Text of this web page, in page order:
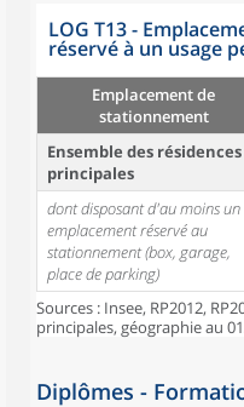
LOG T13 -
réservé à un usage
Emplacement de
stationnement
Ensemble des résidences
principales
dont disposant d'au moins un
emplacement réservé au
stationnement (box, garage,
place de parking)
Sources : Insee, RP2012,
principales, géographie au
Diplômes -